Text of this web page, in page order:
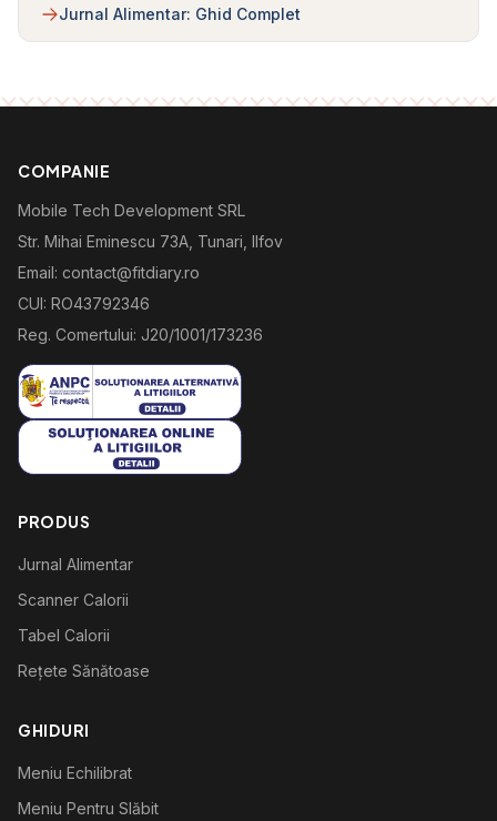
Jurnal Alimentar: Ghid Complet
COMPANIE
Mobile Tech Development SRL
Str. Mihai Eminescu 73A, Tunari, Ilfov
Email: contact@fitdiary.ro
CUI: RO43792346
Reg. Comertului: J20/1001/173236
PRODUS
Jurnal Alimentar
Scanner Calorii
Tabel Calorii
Rețete Sănătoase
GHIDURI
Meniu Echilibrat
Meniu Pentru Slăbit